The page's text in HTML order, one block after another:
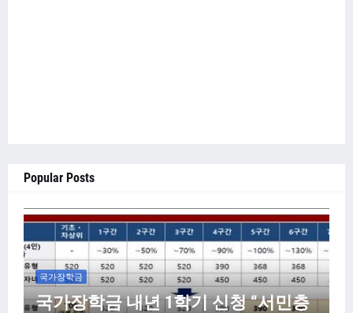
Popular Posts
국가장학금
국가장학금 내년 1학기 신청 “서민층